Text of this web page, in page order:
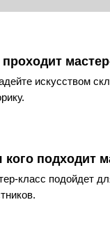
проходит
искусством
кого подходит
класс подойдет